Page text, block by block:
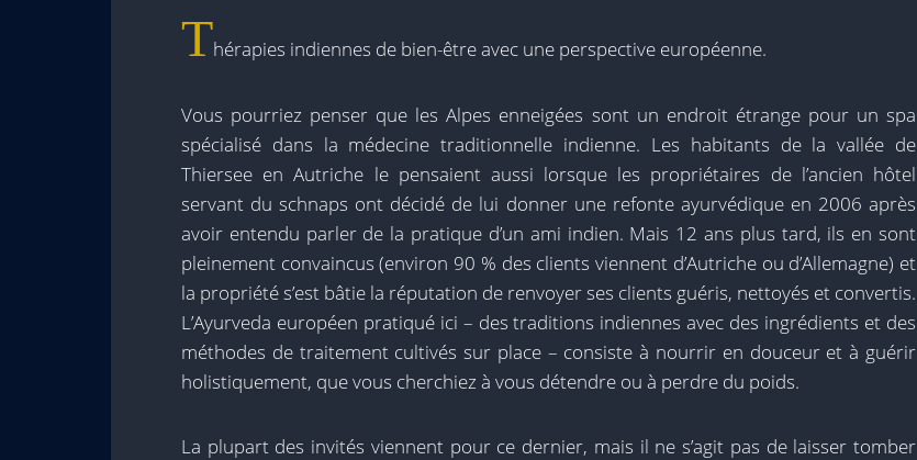
Thérapies indiennes de bien-être avec une perspective européenne.
Vous pourriez penser que les Alpes enneigées sont un endroit étrange pour un spa
spécialisé dans la médecine traditionnelle indienne. Les habitants de la vallée de
Thiersee en Autriche le pensaient aussi lorsque les propriétaires de l’ancien hôtel
servant du schnaps ont décidé de lui donner une refonte ayurvédique en 2006 après
avoir entendu parler de la pratique d’un ami indien. Mais 12 ans plus tard, ils en sont
pleinement convaincus (environ 90 % des clients viennent d’Autriche ou d’Allemagne) et
la propriété s’est bâtie la réputation de renvoyer ses clients guéris, nettoyés et convertis.
L’Ayurveda européen pratiqué ici – des traditions indiennes avec des ingrédients et des
méthodes de traitement cultivés sur place – consiste à nourrir en douceur et à guérir
holistiquement, que vous cherchiez à vous détendre ou à perdre du poids.
La plupart des invités viennent pour ce dernier, mais il ne s’agit pas de laisser tomber